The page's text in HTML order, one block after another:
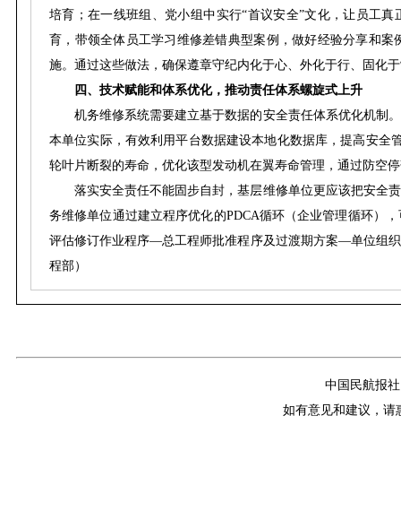
培育；在一线班组、党小组中实行“首议安全”文化，让员工
育，带领全体员工学习维修差错典型案例，做好经验分享和
施。通过这些做法，确保遵章守纪内化于心、外化于行、固化
四、技术赋能和体系优化，推动责任体系螺旋式上升
机务维修系统需要建立基于数据的安全责任体系优化机制
本单位实际，有效利用平台数据建设本地化数据库，提高安全
轮叶片断裂的寿命，优化该型发动机在翼寿命管理，通过防空
落实安全责任不能固步自封，基层维修单位更应该把安全
务维修单位通过建立程序优化的PDCA循环（企业管理循环）
评估修订作业程序—总工程师批准程序及过渡期方案—单位组
程部）
中国民航报
如有意见和建议，请